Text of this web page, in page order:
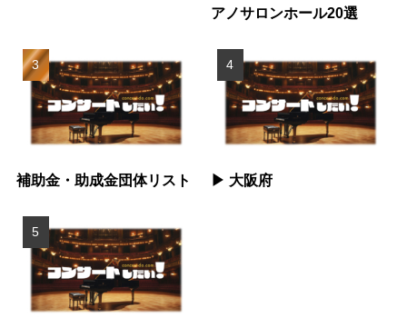
アノサロンホール20選
補助金・助成金団体リスト ▶︎ 大阪府